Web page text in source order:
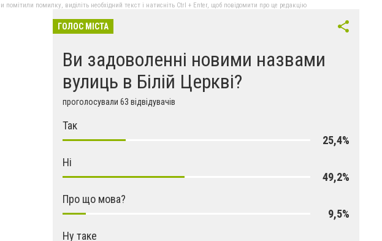
помітили помилку, виділіть необхідний текст і натисніть Ctrl + Enter, щоб повідомити про це редакцію
ГОЛОС МІСТА
Ви задоволенні новими назвами
вулиць в Білій Церкві?
проголосували 63 відвідувачів
Так
25,4%
Ні
49,2%
Про що мова?
9,5%
Ну таке